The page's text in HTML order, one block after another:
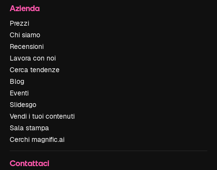
Azienda
Prezzi
Chi siamo
Recensioni
Lavora con noi
Cerca tendenze
Blog
Eventi
Slidesgo
Vendi i tuoi contenuti
Sala stampa
Cerchi magnific.ai
Contattaci